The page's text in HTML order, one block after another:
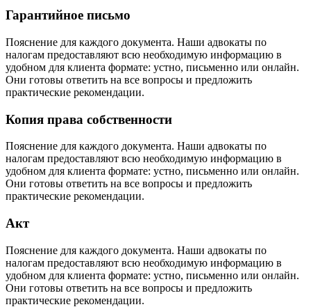
Гарантийное письмо
Пояснение для каждого документа. Наши адвокаты по
налогам предоставляют всю необходимую информацию в
удобном для клиента формате: устно, письменно или онлайн.
Они готовы ответить на все вопросы и предложить
практические рекомендации.
Копия права собственности
Пояснение для каждого документа. Наши адвокаты по
налогам предоставляют всю необходимую информацию в
удобном для клиента формате: устно, письменно или онлайн.
Они готовы ответить на все вопросы и предложить
практические рекомендации.
Акт
Пояснение для каждого документа. Наши адвокаты по
налогам предоставляют всю необходимую информацию в
удобном для клиента формате: устно, письменно или онлайн.
Они готовы ответить на все вопросы и предложить
практические рекомендации.